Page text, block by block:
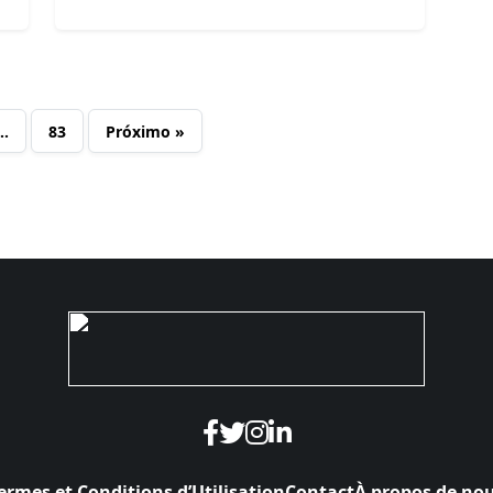
83 Próximo »